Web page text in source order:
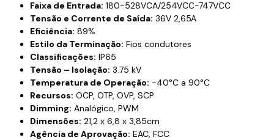
Faixa de Entrada: 180-528VCA/254VCC-747VCC
Tensão e Corrente de Saída: 36V 2,65A
Eficiência: 89%
Estilo da Terminação: Fios condutores
Classificações: IP65
Tensão – Isolação: 3.75 kV
Temperatura de Operação: -40°C a 90°C
Recursos: OCP, OTP, OVP, SCP
Dimming: Analógico, PWM
Dimensões: 21,2 x 6,8 x 3,85cm
Agência de Aprovação: EAC, FCC